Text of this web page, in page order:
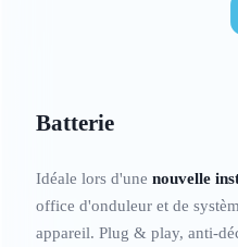
Batterie
Idéale lors d'une nouvelle
office d'onduleur et de
appareil. Plug & play, anti-